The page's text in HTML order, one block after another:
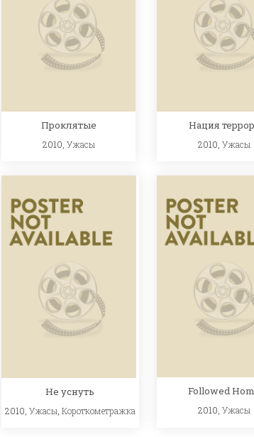
Проклятые
2010, Ужасы
Нация
2010, Ужасы
Не уснуть
2010, Ужасы Короткометражка
Followed
2010, Ужасы